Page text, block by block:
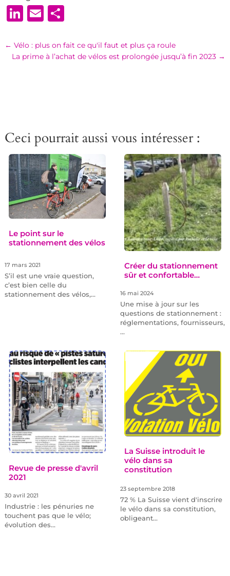
LinkedIn
EmailPartager
← Vélo : plus on fait ce qu'il faut et plus ça roule
La prime à l’achat de vélos est prolongée jusqu’à fin 2023 →
Ceci pourrait aussi vous intéresser :
Le point sur le
stationnement des vélos
17 mars 2021
S’il est une vraie question,
c’est bien celle du
stationnement des vélos,…
Créer du stationnement
sûr et confortable…
16 mai 2024
Une mise à jour sur les
questions de stationnement :
réglementations, fournisseurs,
…
Revue de presse d'avril
2021
30 avril 2021
Industrie : les pénuries ne
touchent pas que le vélo;
évolution des…
La Suisse introduit le
vélo dans sa
constitution
23 septembre 2018
72 % La Suisse vient d'inscrire
le vélo dans sa constitution,
obligeant…